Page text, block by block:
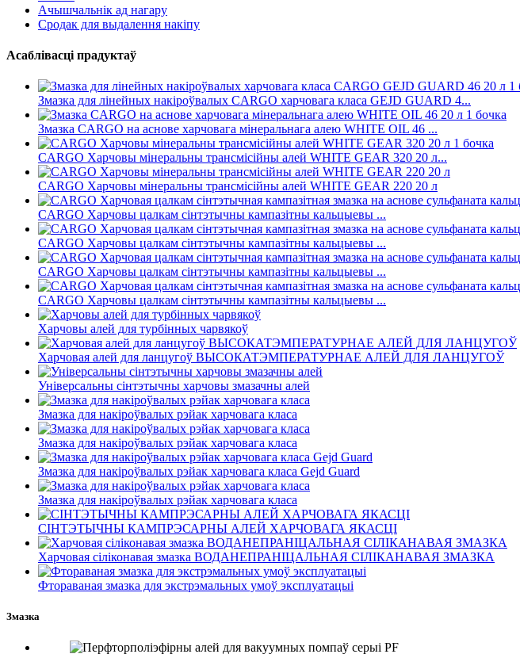
Ачышчальнік ад нагару
Сродак для выдалення накіпу
Асаблівасці прадуктаў
Змазка для лінейных накіроўвалых CARGO харчовага класа GEJD GUARD 4...
Змазка CARGO на аснове харчовага мінеральнага алею WHITE OIL 46 ...
CARGO Харчовы мінеральны трансмісійны алей WHITE GEAR 320 20 л...
CARGO Харчовы мінеральны трансмісійны алей WHITE GEAR 220 20 л
CARGO Харчовы цалкам сінтэтычны кампазітны кальцыевы ...
CARGO Харчовы цалкам сінтэтычны кампазітны кальцыевы ...
CARGO Харчовы цалкам сінтэтычны кампазітны кальцыевы ...
CARGO Харчовы цалкам сінтэтычны кампазітны кальцыевы ...
Харчовы алей для турбінных чарвякоў
Харчовая алей для ланцугоў ВЫСОКАТЭМПЕРАТУРНАЕ АЛЕЙ ДЛЯ ЛАНЦУГОЎ
Універсальны сінтэтычны харчовы змазачны алей
Змазка для накіроўвалых рэйак харчовага класа
Змазка для накіроўвалых рэйак харчовага класа
Змазка для накіроўвалых рэйак харчовага класа Gejd Guard
Змазка для накіроўвалых рэйак харчовага класа
СІНТЭТЫЧНЫ КАМПРЭСАРНЫ АЛЕЙ ХАРЧОВАГА ЯКАСЦІ
Харчовая сіліконавая змазка ВОДАНЕПРАНІЦАЛЬНАЯ СІЛІКАНАВАЯ ЗМАЗКА
Фтораваная змазка для экстрэмальных умоў эксплуатацыі
Змазка